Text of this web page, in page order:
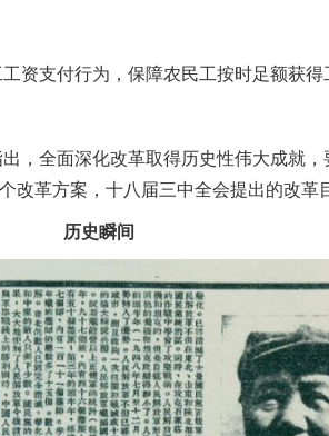
支付行为，保障农民工按时足额获得
全面深化改革取得历史性伟大成就
革方案，十八届三中全会提出的改革
历史瞬间